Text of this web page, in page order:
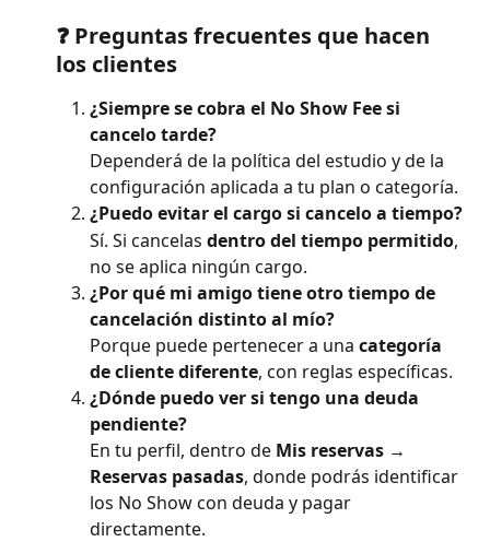
❓ Preguntas frecuentes que hacen
los clientes
¿Siempre se cobra el No Show Fee si
cancelo tarde?
Dependerá de la política del estudio y de la
configuración aplicada a tu plan o categoría.
¿Puedo evitar el cargo si cancelo a tiempo?
Sí. Si cancelas dentro del tiempo permitido,
no se aplica ningún cargo.
¿Por qué mi amigo tiene otro tiempo de
cancelación distinto al mío?
Porque puede pertenecer a una categoría
de cliente diferente, con reglas específicas.
¿Dónde puedo ver si tengo una deuda
pendiente?
En tu perfil, dentro de Mis reservas →
Reservas pasadas, donde podrás identificar
los No Show con deuda y pagar
directamente.